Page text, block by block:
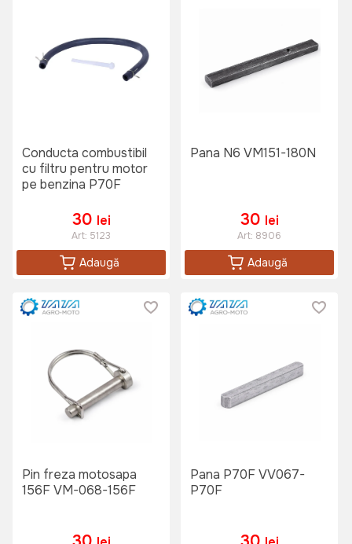
Conducta combustibil
cu filtru pentru motor
pe benzina P70F
30 lei
Art: 5123
Adaugă
Pana N6 VM151-180N
30 lei
Art: 8906
Adaugă
Pin freza motosapa
156F VM-068-156F
Pana P70F VV067-
P70F